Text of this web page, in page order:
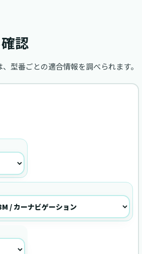
認
型番ごとの適合情報を調べられます。